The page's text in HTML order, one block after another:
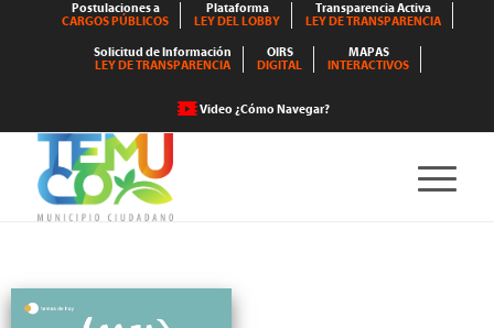
Postulaciones a
CARGOS PÚBLICOS
Plataforma
LEY DEL LOBBY
Transparencia Activa
LEY DE TRANSPARENCIA
Solicitud de Información
LEY DE TRANSPARENCIA
OIRS
DIGITAL
MAPAS
INTERACTIVOS
Video ¿Cómo Navegar?